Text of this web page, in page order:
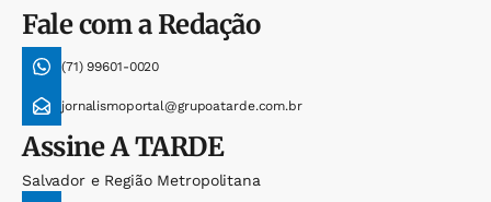
Fale com a Redação
(71) 99601-0020
jornalismoportal@grupoatarde.com.br
AssineA TARDE
Salvador e Região Metropolitana